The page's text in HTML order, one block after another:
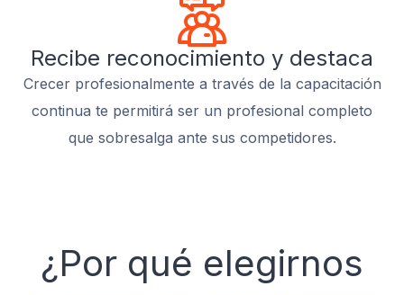
Recibe reconocimiento y destaca
Crecer profesionalmente a través de la capacitación
continua te permitirá ser un profesional completo
que sobresalga ante sus competidores.
¿Por qué elegirnos